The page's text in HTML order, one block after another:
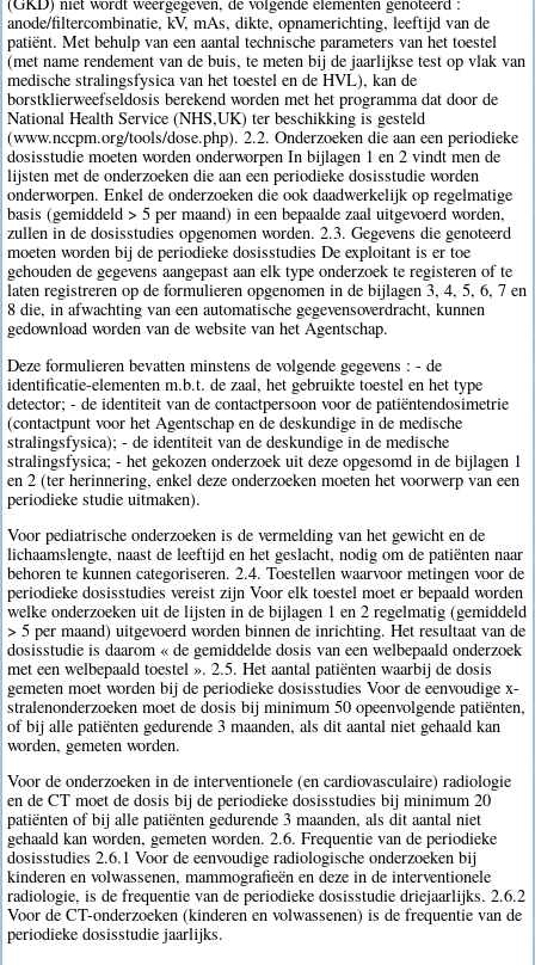
anode/filtercombinatie, kV, mAs, dikte, opnamerichting, leeftijd van de
patiënt. Met behulp van een aantal technische parameters van het toestel
(met name rendement van de buis, te meten bij de jaarlijkse test op vlak van
medische stralingsfysica van het toestel en de HVL), kan de
borstklierweefseldosis berekend worden met het programma dat door de
National Health Service (NHS,UK) ter beschikking is gesteld
(www.nccpm.org/tools/dose.php). 2.2. Onderzoeken die aan een periodieke
dosisstudie moeten worden onderworpen In bijlagen 1 en 2 vindt men de
lijsten met de onderzoeken die aan een periodieke dosisstudie worden
onderworpen. Enkel de onderzoeken die ook daadwerkelijk op regelmatige
basis (gemiddeld > 5 per maand) in een bepaalde zaal uitgevoerd worden,
zullen in de dosisstudies opgenomen worden. 2.3. Gegevens die genoteerd
moeten worden bij de periodieke dosisstudies De exploitant is er toe
gehouden de gegevens aangepast aan elk type onderzoek te registeren of te
laten registreren op de formulieren opgenomen in de bijlagen 3, 4, 5, 6, 7 en
8 die, in afwachting van een automatische gegevensoverdracht, kunnen
gedownload worden van de website van het Agentschap.
Deze formulieren bevatten minstens de volgende gegevens : - de
identificatie-elementen m.b.t. de zaal, het gebruikte toestel en het type
detector; - de identiteit van de contactpersoon voor de patiëntendosimetrie
(contactpunt voor het Agentschap en de deskundige in de medische
stralingsfysica); - de identiteit van de deskundige in de medische
stralingsfysica; - het gekozen onderzoek uit deze opgesomd in de bijlagen 1
en 2 (ter herinnering, enkel deze onderzoeken moeten het voorwerp van een
periodieke studie uitmaken).
Voor pediatrische onderzoeken is de vermelding van het gewicht en de
lichaamslengte, naast de leeftijd en het geslacht, nodig om de patiënten naar
behoren te kunnen categoriseren. 2.4. Toestellen waarvoor metingen voor de
periodieke dosisstudies vereist zijn Voor elk toestel moet er bepaald worden
welke onderzoeken uit de lijsten in de bijlagen 1 en 2 regelmatig (gemiddeld
> 5 per maand) uitgevoerd worden binnen de inrichting. Het resultaat van de
dosisstudie is daarom « de gemiddelde dosis van een welbepaald onderzoek
met een welbepaald toestel ». 2.5. Het aantal patiënten waarbij de dosis
gemeten moet worden bij de periodieke dosisstudies Voor de eenvoudige x-
stralenonderzoeken moet de dosis bij minimum 50 opeenvolgende patiënten,
of bij alle patiënten gedurende 3 maanden, als dit aantal niet gehaald kan
worden, gemeten worden.
Voor de onderzoeken in de interventionele (en cardiovasculaire) radiologie
en de CT moet de dosis bij de periodieke dosisstudies bij minimum 20
patiënten of bij alle patiënten gedurende 3 maanden, als dit aantal niet
gehaald kan worden, gemeten worden. 2.6. Frequentie van de periodieke
dosisstudies 2.6.1 Voor de eenvoudige radiologische onderzoeken bij
kinderen en volwassenen, mammografieën en deze in de interventionele
radiologie, is de frequentie van de periodieke dosisstudie driejaarlijks. 2.6.2
Voor de CT-onderzoeken (kinderen en volwassenen) is de frequentie van de
periodieke dosisstudie jaarlijks.